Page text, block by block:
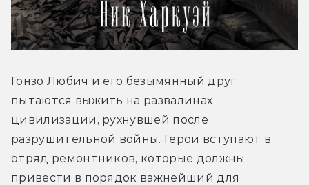
Гонзо Любич и его безымянный друг
пытаются выжить на развалинах
цивилизации, рухнувшей после
разрушительной войны. Герои вступают в
отряд ремонтников, которые должны
привести в порядок важнейший для